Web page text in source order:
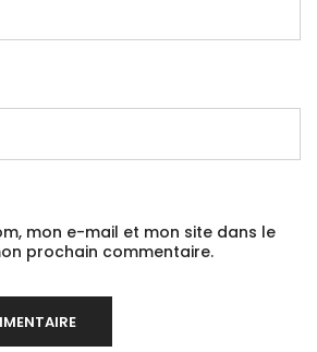
mon e-mail et mon site dans le
prochain commentaire.